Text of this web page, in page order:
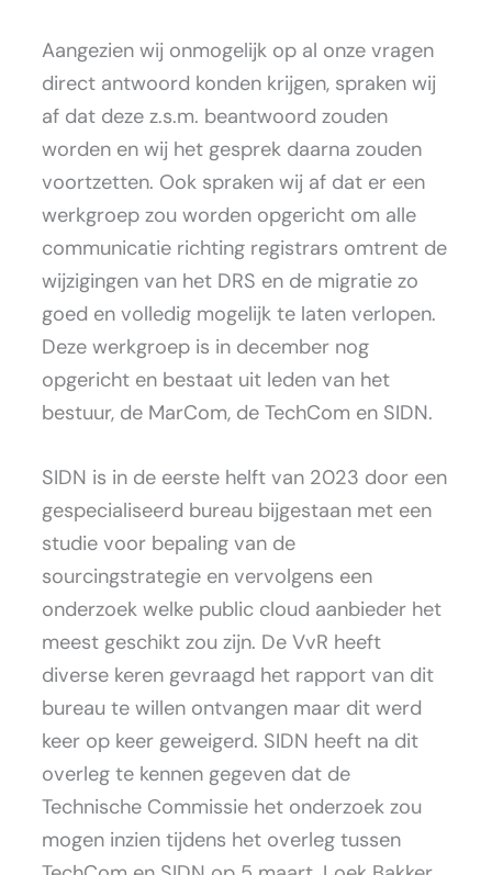
Aangezien wij onmogelijk op al onze vragen
direct antwoord konden krijgen, spraken wij
af dat deze z.s.m. beantwoord zouden
worden en wij het gesprek daarna zouden
voortzetten. Ook spraken wij af dat er een
werkgroep zou worden opgericht om alle
communicatie richting registrars omtrent de
wijzigingen van het DRS en de migratie zo
goed en volledig mogelijk te laten verlopen.
Deze werkgroep is in december nog
opgericht en bestaat uit leden van het
bestuur, de MarCom, de TechCom en SIDN.
SIDN is in de eerste helft van 2023 door een
gespecialiseerd bureau bijgestaan met een
studie voor bepaling van de
sourcingstrategie en vervolgens een
onderzoek welke public cloud aanbieder het
meest geschikt zou zijn. De VvR heeft
diverse keren gevraagd het rapport van dit
bureau te willen ontvangen maar dit werd
keer op keer geweigerd. SIDN heeft na dit
overleg te kennen gegeven dat de
Technische Commissie het onderzoek zou
mogen inzien tijdens het overleg tussen